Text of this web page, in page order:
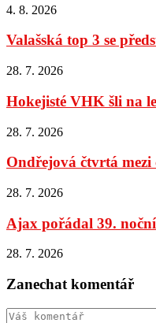
4. 8. 2026
Valašská top 3 se
28. 7. 2026
Hokejisté VHK šli na
28. 7. 2026
Ondřejová čtvrtá mezi
28. 7. 2026
Ajax pořádal 39.
28. 7. 2026
Zanechat komentář